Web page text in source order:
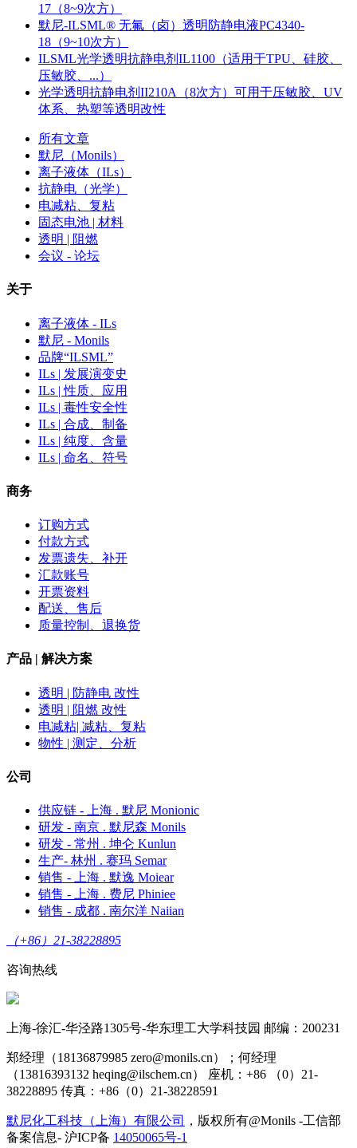
17（8~9次方）
默尼-ILSML® 无氟（卤）透明防静电液PC4340-
18（9~10次方）
ILSML光学透明抗静电剂IL1100（适用于TPU、硅胶、
压敏胶、...）
光学透明抗静电剂II210A（8次方）可用于压敏胶、UV
体系、热塑等透明改性
所有文章
默尼（Monils）
离子液体（ILs）
抗静电（光学）
电减粘、复粘
固态电池 | 材料
透明 | 阻燃
会议 - 论坛
关于
离子液体 - ILs
默尼 - Monils
品牌“ILSML”
ILs | 发展演变史
ILs | 性质、应用
ILs | 毒性安全性
ILs | 合成、制备
ILs | 纯度、含量
ILs | 命名、符号
商务
订购方式
付款方式
发票遗失、补开
汇款账号
开票资料
配送、售后
质量控制、退换货
产品 | 解决方案
透明 | 防静电 改性
透明 | 阻燃 改性
电减粘| 减粘、复粘
物性 | 测定、分析
公司
供应链 - 上海 . 默尼 Monionic
研发 - 南京 . 默尼森 Monils
研发 - 常州 . 坤仑 Kunlun
生产- 林州 . 赛玛 Semar
销售 - 上海 . 默逸 Moiear
销售 - 上海 . 费尼 Phiniee
销售 - 成都 . 南尔洋 Naiian
（+86）21-38228895
咨询热线
上海-徐汇-华泾路1305号-华东理工大学科技园 邮编：200231
郑经理（18136879985 zero@monils.cn）；何经理
（13816393132 heqing@ilschem.cn） 座机：+86 （0）21-
38228895 传真：+86（0）21-38228591
默尼化工科技（上海）有限公司
，版权所有@Monils -工信部
备案信息- 沪ICP备 14050065号-1